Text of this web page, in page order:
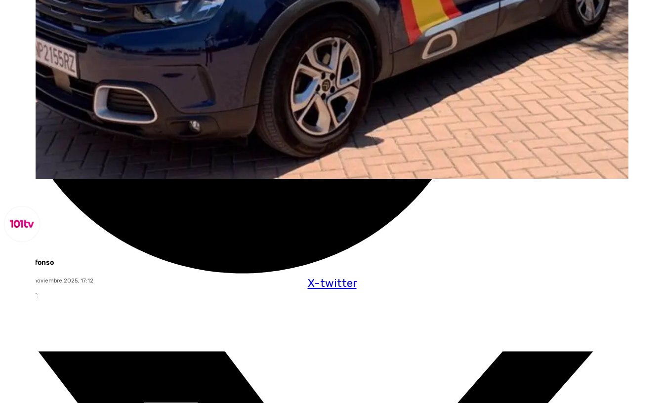
X-twitter
Miguel Alfonso
martes, 25 noviembre 2025, 17:12
Compartir: